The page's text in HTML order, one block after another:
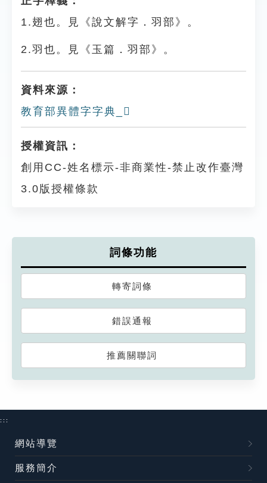
1.翅也。見《說文解字．羽部》。
2.羽也。見《玉篇．羽部》。
資料來源：
教育部異體字字典_𦑜
授權資訊：
創用CC-姓名標示-非商業性-禁止改作臺灣
3.0版授權條款
詞條功能
轉寄詞條
錯誤通報
推薦關聯詞
:::
網站導覽
服務簡介